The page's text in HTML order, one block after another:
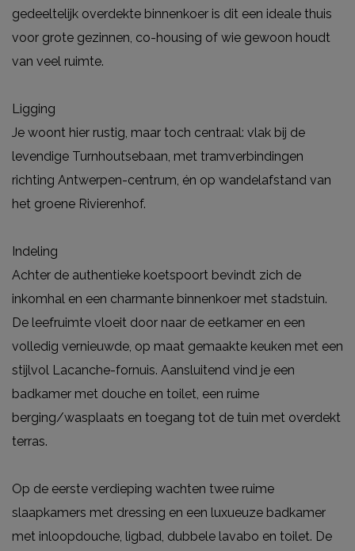
gedeeltelijk overdekte binnenkoer is dit een ideale thuis
voor grote gezinnen, co-housing of wie gewoon houdt
van veel ruimte.
Ligging
Je woont hier rustig, maar toch centraal: vlak bij de
levendige Turnhoutsebaan, met tramverbindingen
richting Antwerpen-centrum, én op wandelafstand van
het groene Rivierenhof.
Indeling
Achter de authentieke koetspoort bevindt zich de
inkomhal en een charmante binnenkoer met stadstuin.
De leefruimte vloeit door naar de eetkamer en een
volledig vernieuwde, op maat gemaakte keuken met een
stijlvol Lacanche-fornuis. Aansluitend vind je een
badkamer met douche en toilet, een ruime
berging/wasplaats en toegang tot de tuin met overdekt
terras.
Op de eerste verdieping wachten twee ruime
slaapkamers met dressing en een luxueuze badkamer
met inloopdouche, ligbad, dubbele lavabo en toilet. De